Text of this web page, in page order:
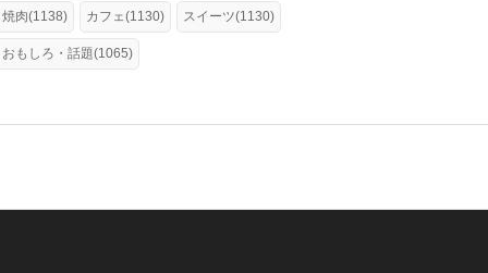
焼肉(1138) カフェ(1130) スイーツ(1130)
おもしろ・話題(1065)